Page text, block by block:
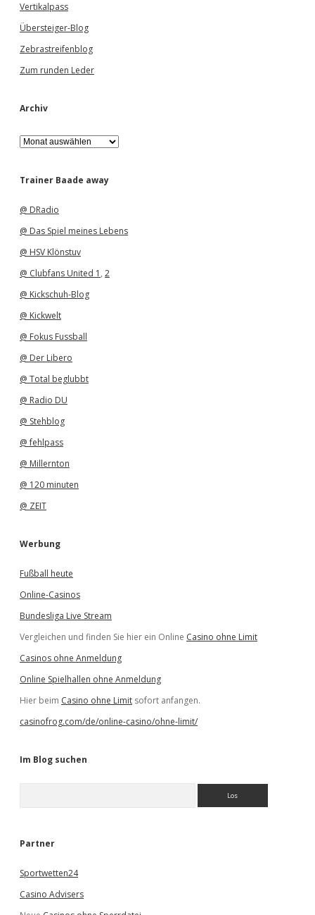
Vertikalpass
Übersteiger-Blog
Zebrastreifenblog
Zum runden Leder
Archiv
A
r
h
Trainer Baade away
@ DRadio
@ Das Spiel meines Lebens
@ HSV Klönstuv
@ Clubfans United 1 , 2
@ Kickschuh-Blog
@ Kickwelt
@ Fokus Fussball
@ Der Libero
@ Total beglubbt
@ Radio DU
@ Stehblog
@ fehlpass
@ Millernton
@ 120 minuten
@ ZEIT
Werbung
Fußball heute
Online-Casinos
Bundesliga Live Stream
Vergleichen und finden Sie hier ein Online Casino ohne Limit
Casinos ohne Anmeldung
Online Spielhallen ohne Anmeldung
Hier beim Casino ohne Limit sofort anfangen.
casinofrog.com/de/online-casino/ohne-limit/
Im Blog suchen
e
Partner
Sportwetten24
Casino Advisers